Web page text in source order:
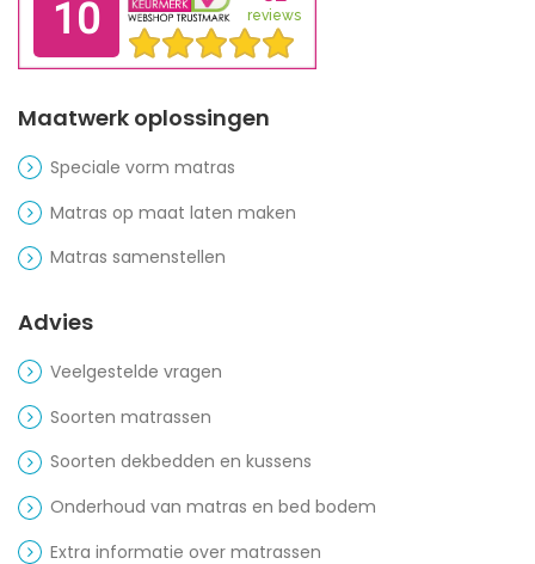
Maatwerk oplossingen
Speciale vorm matras
Matras op maat laten maken
Matras samenstellen
Advies
Veelgestelde vragen
Soorten matrassen
Soorten dekbedden en kussens
Onderhoud van matras en bed bodem
Extra informatie over matrassen